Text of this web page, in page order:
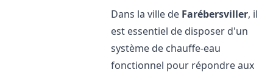
Dans la ville de Farébersviller, il
est essentiel de disposer d'un
système de chauffe-eau
fonctionnel pour répondre aux